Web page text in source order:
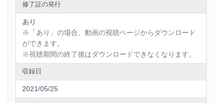
修了証の発行
あり
※「あり」の場合、動画の視聴ページからダウンロード
ができます。
※視聴期間の終了後はダウンロードできなくなります。
収録日
2021/05/25